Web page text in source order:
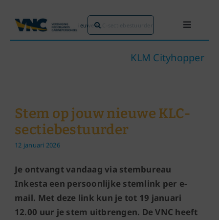
naar
inhoud
Toggle
Dossiers
Maatschappijen
Word lid!
Zoeken
naar:
Home» Stem op jouw nieuwe KLC-sectiebestuurder
KLM Cityhopper
Stem op jouw nieuwe KLC-
sectiebestuurder
12 januari 2026
Je ontvangt vandaag via stembureau
Inkesta een persoonlijke stemlink per e-
mail. Met deze link kun je tot 19 januari
12.00 uur je stem uitbrengen. De VNC heeft